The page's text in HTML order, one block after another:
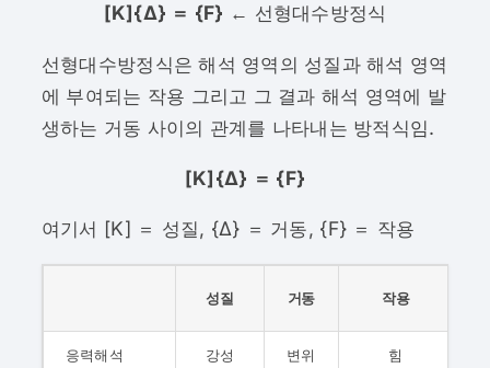
[K]{Δ} ＝ {F} ← 선형대수방정식
선형대수방정식은 해석 영역의 성질과 해석 영역
에 부여되는 작용 그리고 그 결과 해석 영역에 발
생하는 거동 사이의 관계를 나타내는 방적식임.
[K]{Δ} ＝ {F}
여기서 [K] ＝ 성질, {Δ} ＝ 거동, {F} ＝ 작용
성질 거동 작용
응력해석 강성 변위 힘